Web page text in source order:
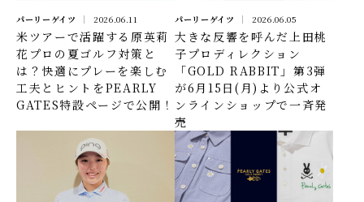
パーリーゲイツ 2026.06.11
米ツアーで活躍する原英莉
花プロの夏ゴルフ対策と
は？快適にプレーを楽しむ
工夫とヒントをPEARLY
GATES特設ページで公開！
パーリーゲイツ 2026.06.05
大きな反響を呼んだ上田桃
子プロディレクション
「GOLD RABBIT」第3弾
が6月15日(月)より公式オ
ンラインショップで一斉発
売